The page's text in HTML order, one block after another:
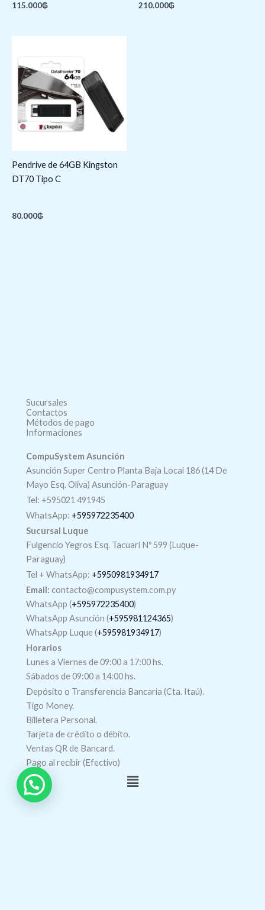
115.000₲ 210.000₲
Pendrive de 64GB Kingston
DT70 Tipo C
80.000₲
Sucursales
Contactos
Métodos de pago
Informaciones
CompuSystem Asunción
Asunción Super Centro Planta Baja Local 186 (14 De
Mayo Esq. Oliva) Asunción-Paraguay
Tel: +595021 491945
WhatsApp: +595972235400
Sucursal Luque
Fulgencio Yegros Esq. Tacuarí Nº 599 (Luque-
Paraguay)
Tel + WhatsApp: +5950981934917
Email: contacto@compusystem.com.py
WhatsApp (+595972235400)
WhatsApp Asunción (+595981124365)
WhatsApp Luque (+595981934917)
Horarios
Lunes a Viernes de 09:00 a 17:00 hs.
Sábados de 09:00 a 14:00 hs.
Depósito o Transferencia Bancaria (Cta. Itaú).
Tigo Money.
Billetera Personal.
Tarjeta de crédito o débito.
Ventas QR de Bancard.
Pago al recibir (Efectivo)
Menú